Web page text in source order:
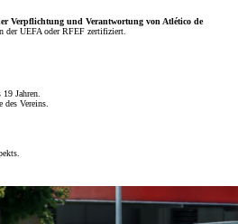
Verpflichtung und Verantwortung von Atlético de
der UEFA oder RFEF zertifiziert.
Jahren.
Vereins.